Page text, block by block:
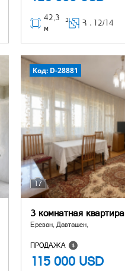
42,3
м
2 Հ ․ 12/14
17
Код: D-28881
3 комнатная квартира
Ереван, Давташен,
ПРОДАЖА
115 000 USD